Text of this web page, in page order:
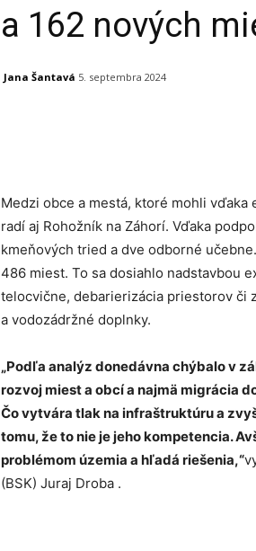
a 162 nových
Jana Šantavá 5. septembra 2024
Medzi obce a mestá, ktoré mohli
radí aj Rohožník na Záhorí. Vďaka
kmeňových tried a dve odborné
486 miest. To sa dosiahlo nadstavbou
telocvične, debarierizácia priestorov či
a vodozádržné doplnky.
„Podľa analýz donedávna chýbalo v
rozvoj miest a obcí a najmä migrácia
Čo vytvára tlak na infraštruktúru a
tomu, že to nie je jeho kompetencia.
problémom územia a hľadá riešenia,“
(BSK) Juraj Droba .